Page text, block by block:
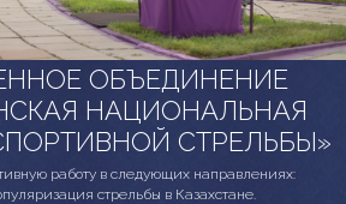
ОБЪЕДИНЕНИЕ
НАЦИОНАЛЬНАЯ
СТРЕЛЬБЫ»
работу в следующих направлениях:
стрельбы в Казахстане.